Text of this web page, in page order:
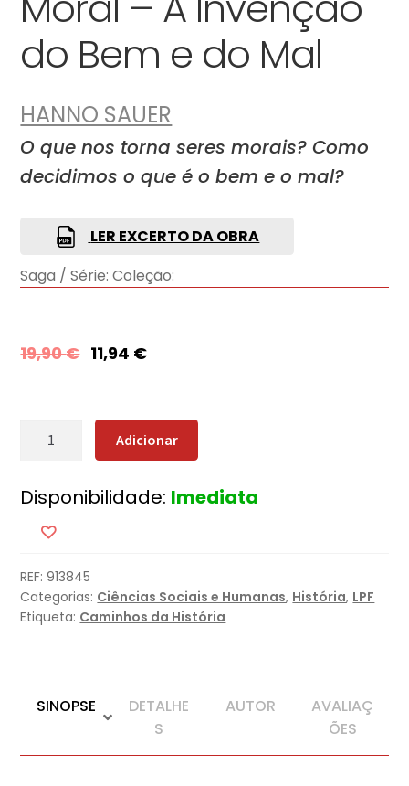
do Bem e do Mal
HANNO SAUER
O que nos torna seres morais? Como
decidimos o que é o bem e o mal?
LER EXCERTO DA OBRA
Saga / Série: Coleção:
19,90€ 11,94 €
Quantidade
-
Invenção
do
Bem
e
Adicionar
Disponibilidade: Imediata
REF:913845
Categorias: Ciências Sociais e Humanas, História, LPF
Etiqueta: Caminhos da História
SINOPSE
DETALHE
S
AUTOR
AVALIAÇ
ÕES